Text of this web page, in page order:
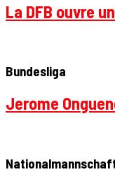
La DFB ouvre
Bundesliga
Jerome